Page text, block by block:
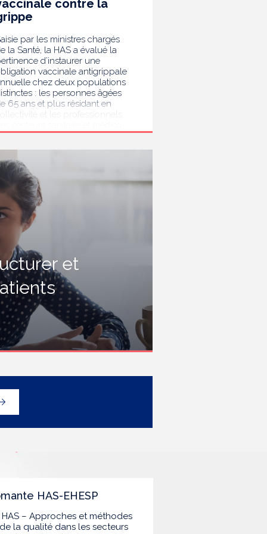
contre la
par les ministres chargés
la Santé, la HAS a évalué la
d’instaurer une
vaccinale antigrippale
chez deux populations
: les personnes âgées
65 ans et plus résidant en
collectivité et les professionnels
Au terme de son analyse,
vaccination antigrippale pour les
de 65 ans et plus
vivant en collectivité doit rester
sans devenir
obligatoire. Afin de protéger les
les plus vulnérables,
recommande en revanche la
mise en place d’une obligation
contre la grippe pour
l'ensemble des professionnels de
ainsi que pour les autres
travaillant dans les
de santé ou dans
établissements médicaux
hébergeant des
âgées, en contact
des personnes à risque de
sévère, avec un
prioritaire en Ehpad
et
HAS-EHESP
– Approches et méthodes
la qualité dans les secteurs